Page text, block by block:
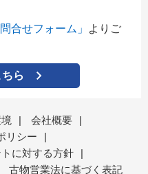
問合せフォーム」
よりご
ら
| 会社概要
|
リシー
|
に対する方針
|
古物営業法に基づく表記